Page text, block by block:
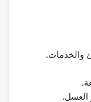
والخدمات.
العسل.